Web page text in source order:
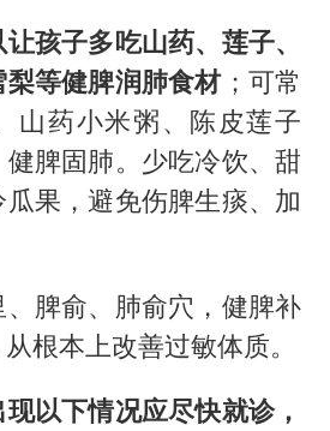
孩子多吃山药、莲子、
等健脾润肺食材；可常
山药小米粥、陈皮莲子
脾固肺。少吃冷饮、甜
果，避免伤脾生痰、加
脾俞、肺俞穴，健脾补
根本上改善过敏体质。
现以下情况应尽快就诊，